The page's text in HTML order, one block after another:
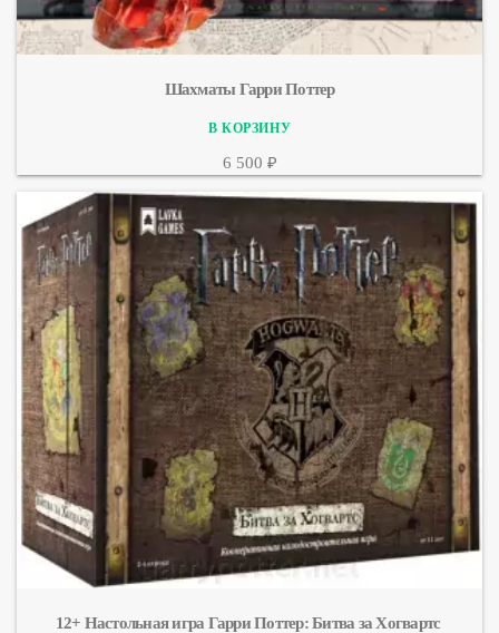
Шахматы Гарри Поттер
6 500 ₽
12+ Настольная игра Гарри Поттер: Битва за Хогвартс